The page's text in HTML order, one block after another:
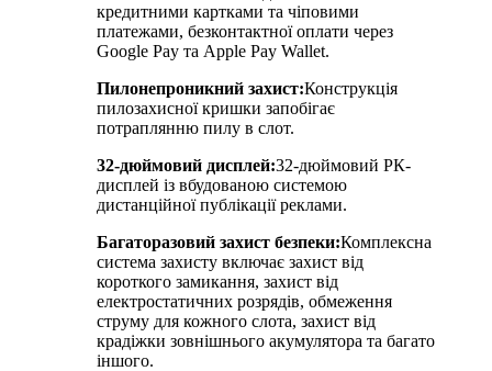
кредитними картками та чіповими
платежами, безконтактної оплати через
Google Pay та Apple Pay Wallet.
Пилонепроникний захист:Конструкція
пилозахисної кришки запобігає
потраплянню пилу в слот.
32-дюймовий дисплей:32-дюймовий РК-
дисплей із вбудованою системою
дистанційної публікації реклами.
Багаторазовий захист безпеки:Комплексна
система захисту включає захист від
короткого замикання, захист від
електростатичних розрядів, обмеження
струму для кожного слота, захист від
крадіжки зовнішнього акумулятора та багато
іншого.